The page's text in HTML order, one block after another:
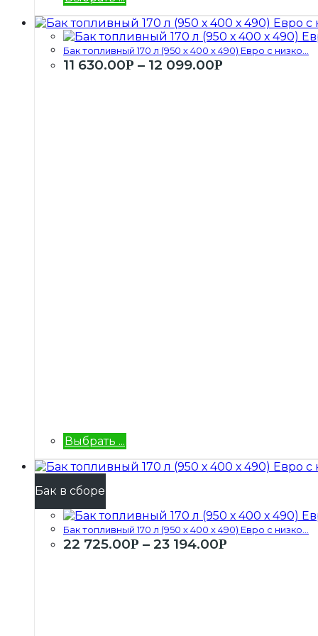
Бак топливный 170 л (950 х 400 х 490) Евро с низко...
11 630.00Р – 12 099.00Р
Выбрать ...
Бак в сборе
Бак топливный 170 л (950 х 400 х 490) Евро с низко...
22 725.00Р – 23 194.00Р